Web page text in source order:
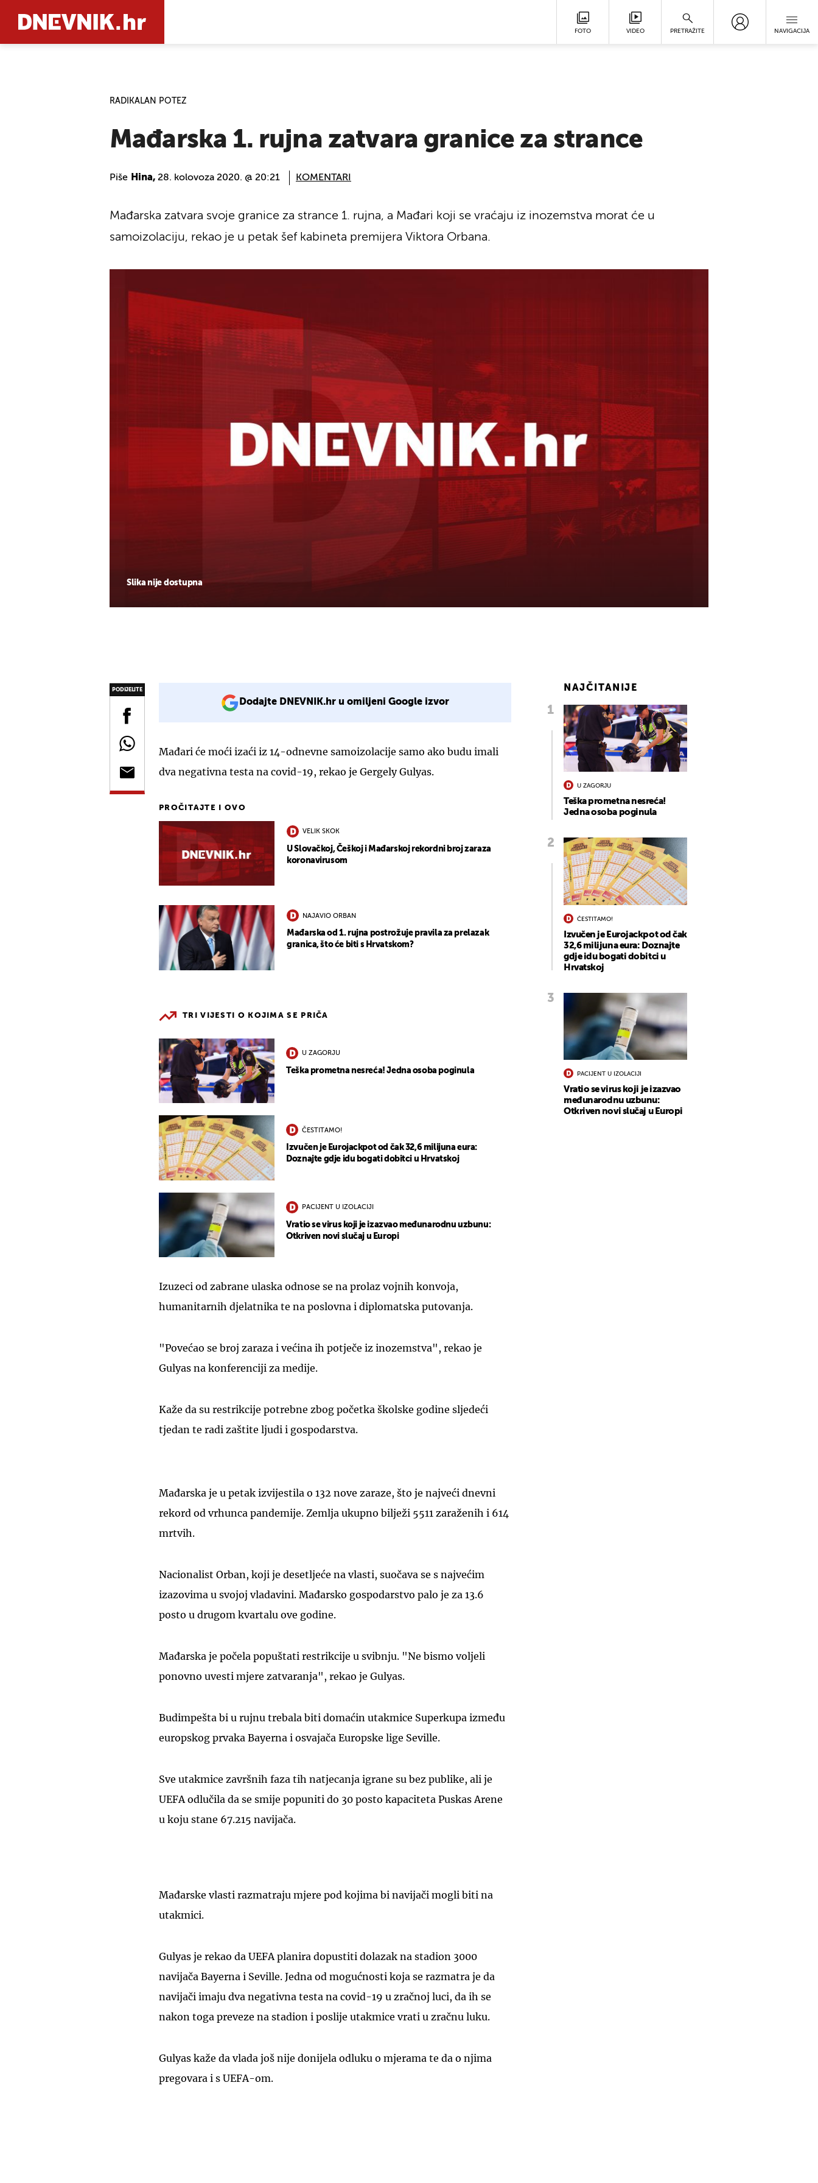
FOTO VIDEO PRETRAŽITE NAVIGACIJA
RADIKALAN POTEZ
Mađarska 1. rujna zatvara granice za strance
Piše Hina, 28. kolovoza 2020. @ 20:21 KOMENTARI
Slika nije dostupna
Mađarska zatvara svoje granice za strance 1. rujna, a Mađari koji se vraćaju iz inozemstva morat će u
samoizolaciju, rekao je u petak šef kabineta premijera Viktora Orbana.
PODIJELITE
Dodajte DNEVNIK.hr u omiljeni Google izvor
Mađari će moći izaći iz 14-odnevne samoizolacije samo ako budu imali
dva negativna testa na covid-19, rekao je Gergely Gulyas.
PROČITAJTE I OVO
VELIK SKOK
U Slovačkoj, Češkoj i Mađarskoj rekordni broj zaraza
koronavirusom
NAJAVIO ORBAN
Mađarska od 1. rujna postrožuje pravila za prelazak
granica, što će biti s Hrvatskom?
TRI VIJESTI O KOJIMA SE PRIČA
U ZAGORJU
Teška prometna nesreća! Jedna osoba poginula
ČESTITAMO!
Izvučen je Eurojackpot od čak 32,6 milijuna eura:
Doznajte gdje idu bogati dobitci u Hrvatskoj
PACIJENT U IZOLACIJI
Vratio se virus koji je izazvao međunarodnu uzbunu:
Otkriven novi slučaj u Europi
Izuzeci od zabrane ulaska odnose se na prolaz vojnih konvoja,
humanitarnih djelatnika te na poslovna i diplomatska putovanja.
"Povećao se broj zaraza i većina ih potječe iz inozemstva", rekao je
Gulyas na konferenciji za medije.
Kaže da su restrikcije potrebne zbog početka školske godine sljedeći
tjedan te radi zaštite ljudi i gospodarstva.
Mađarska je u petak izvijestila o 132 nove zaraze, što je najveći dnevni
rekord od vrhunca pandemije. Zemlja ukupno bilježi 5511 zaraženih i 614
mrtvih.
Nacionalist Orban, koji je desetljeće na vlasti, suočava se s najvećim
izazovima u svojoj vladavini. Mađarsko gospodarstvo palo je za 13.6
posto u drugom kvartalu ove godine.
Mađarska je počela popuštati restrikcije u svibnju. "Ne bismo voljeli
ponovno uvesti mjere zatvaranja", rekao je Gulyas.
Budimpešta bi u rujnu trebala biti domaćin utakmice Superkupa između
europskog prvaka Bayerna i osvajača Europske lige Seville.
Sve utakmice završnih faza tih natjecanja igrane su bez publike, ali je
UEFA odlučila da se smije popuniti do 30 posto kapaciteta Puskas Arene
u koju stane 67.215 navijača.
Mađarske vlasti razmatraju mjere pod kojima bi navijači mogli biti na
utakmici.
Gulyas je rekao da UEFA planira dopustiti dolazak na stadion 3000
navijača Bayerna i Seville. Jedna od mogućnosti koja se razmatra je da
navijači imaju dva negativna testa na covid-19 u zračnoj luci, da ih se
nakon toga preveze na stadion i poslije utakmice vrati u zračnu luku.
Gulyas kaže da vlada još nije donijela odluku o mjerama te da o njima
pregovara i s UEFA-om.
NAJČITANIJE
U ZAGORJU
Teška prometna nesreća!
Jedna osoba poginula
ČESTITAMO!
Izvučen je Eurojackpot od čak
32,6 milijuna eura: Doznajte
gdje idu bogati dobitci u
Hrvatskoj
PACIJENT U IZOLACIJI
Vratio se virus koji je izazvao
međunarodnu uzbunu:
Otkriven novi slučaj u Europi